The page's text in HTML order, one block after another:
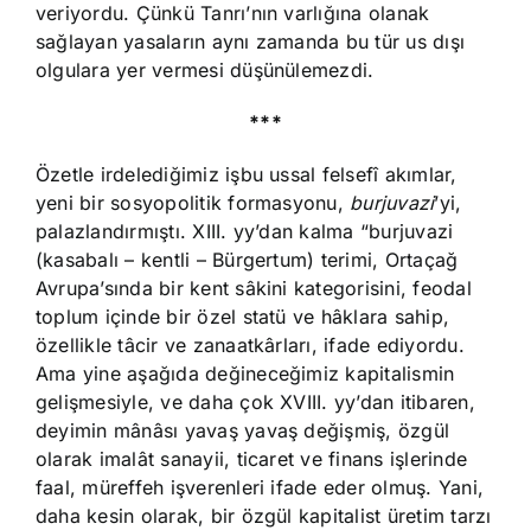
veriyordu. Çünkü Tanrı’nın varlığına olanak
sağlayan yasaların aynı zamanda bu tür us dışı
olgulara yer vermesi düşünülemezdi.
***
Özetle irdelediğimiz işbu ussal felsefî akımlar,
yeni bir sosyopolitik formasyonu, burjuvazi’yi,
palazlandırmıştı. XIII. yy’dan kalma “burjuvazi
(kasabalı – kentli – Bürgertum) terimi, Ortaçağ
Avrupa’sında bir kent sâkini kategorisini, feodal
toplum içinde bir özel statü ve hâklara sahip,
özellikle tâcir ve zanaatkârları, ifade ediyordu.
Ama yine aşağıda değineceğimiz kapitalismin
gelişmesiyle, ve daha çok XVIII. yy’dan itibaren,
deyimin mânâsı yavaş yavaş değişmiş, özgül
olarak imalât sanayii, ticaret ve finans işlerinde
faal, müreffeh işverenleri ifade eder olmuş. Yani,
daha kesin olarak, bir özgül kapitalist üretim tarzı